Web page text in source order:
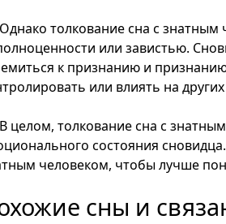
Однако толкование сна с
или завистью.
к признанию и
или влиять на
В целом, толкование сна с
состояния
человеком, чтобы лучше
сны и